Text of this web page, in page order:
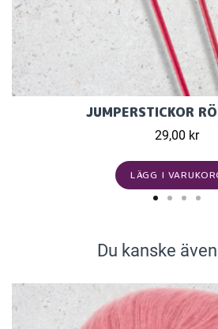
JUMPERSTICKOR
29,00 kr
LÄGG I
Du kanske